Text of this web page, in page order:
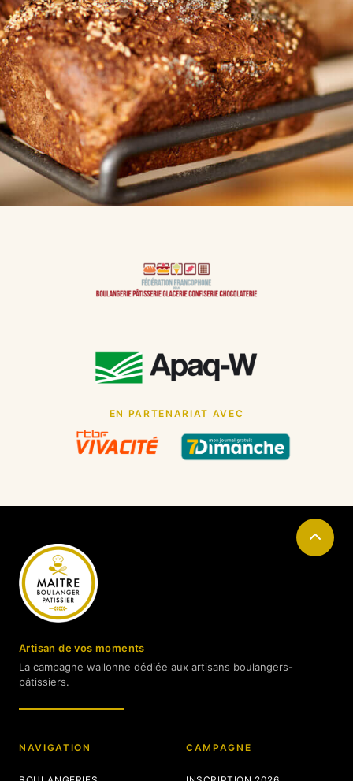
EN PARTENARIAT AVEC
Artisan de vos moments
La campagne wallonne dédiée aux artisans boulangers-
pâtissiers.
NAVIGATION CAMPAGNE